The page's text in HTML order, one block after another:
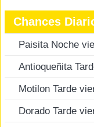
Chances
Paisita Noche
Antioqueñita
Motilon Tarde
Dorado Tarde